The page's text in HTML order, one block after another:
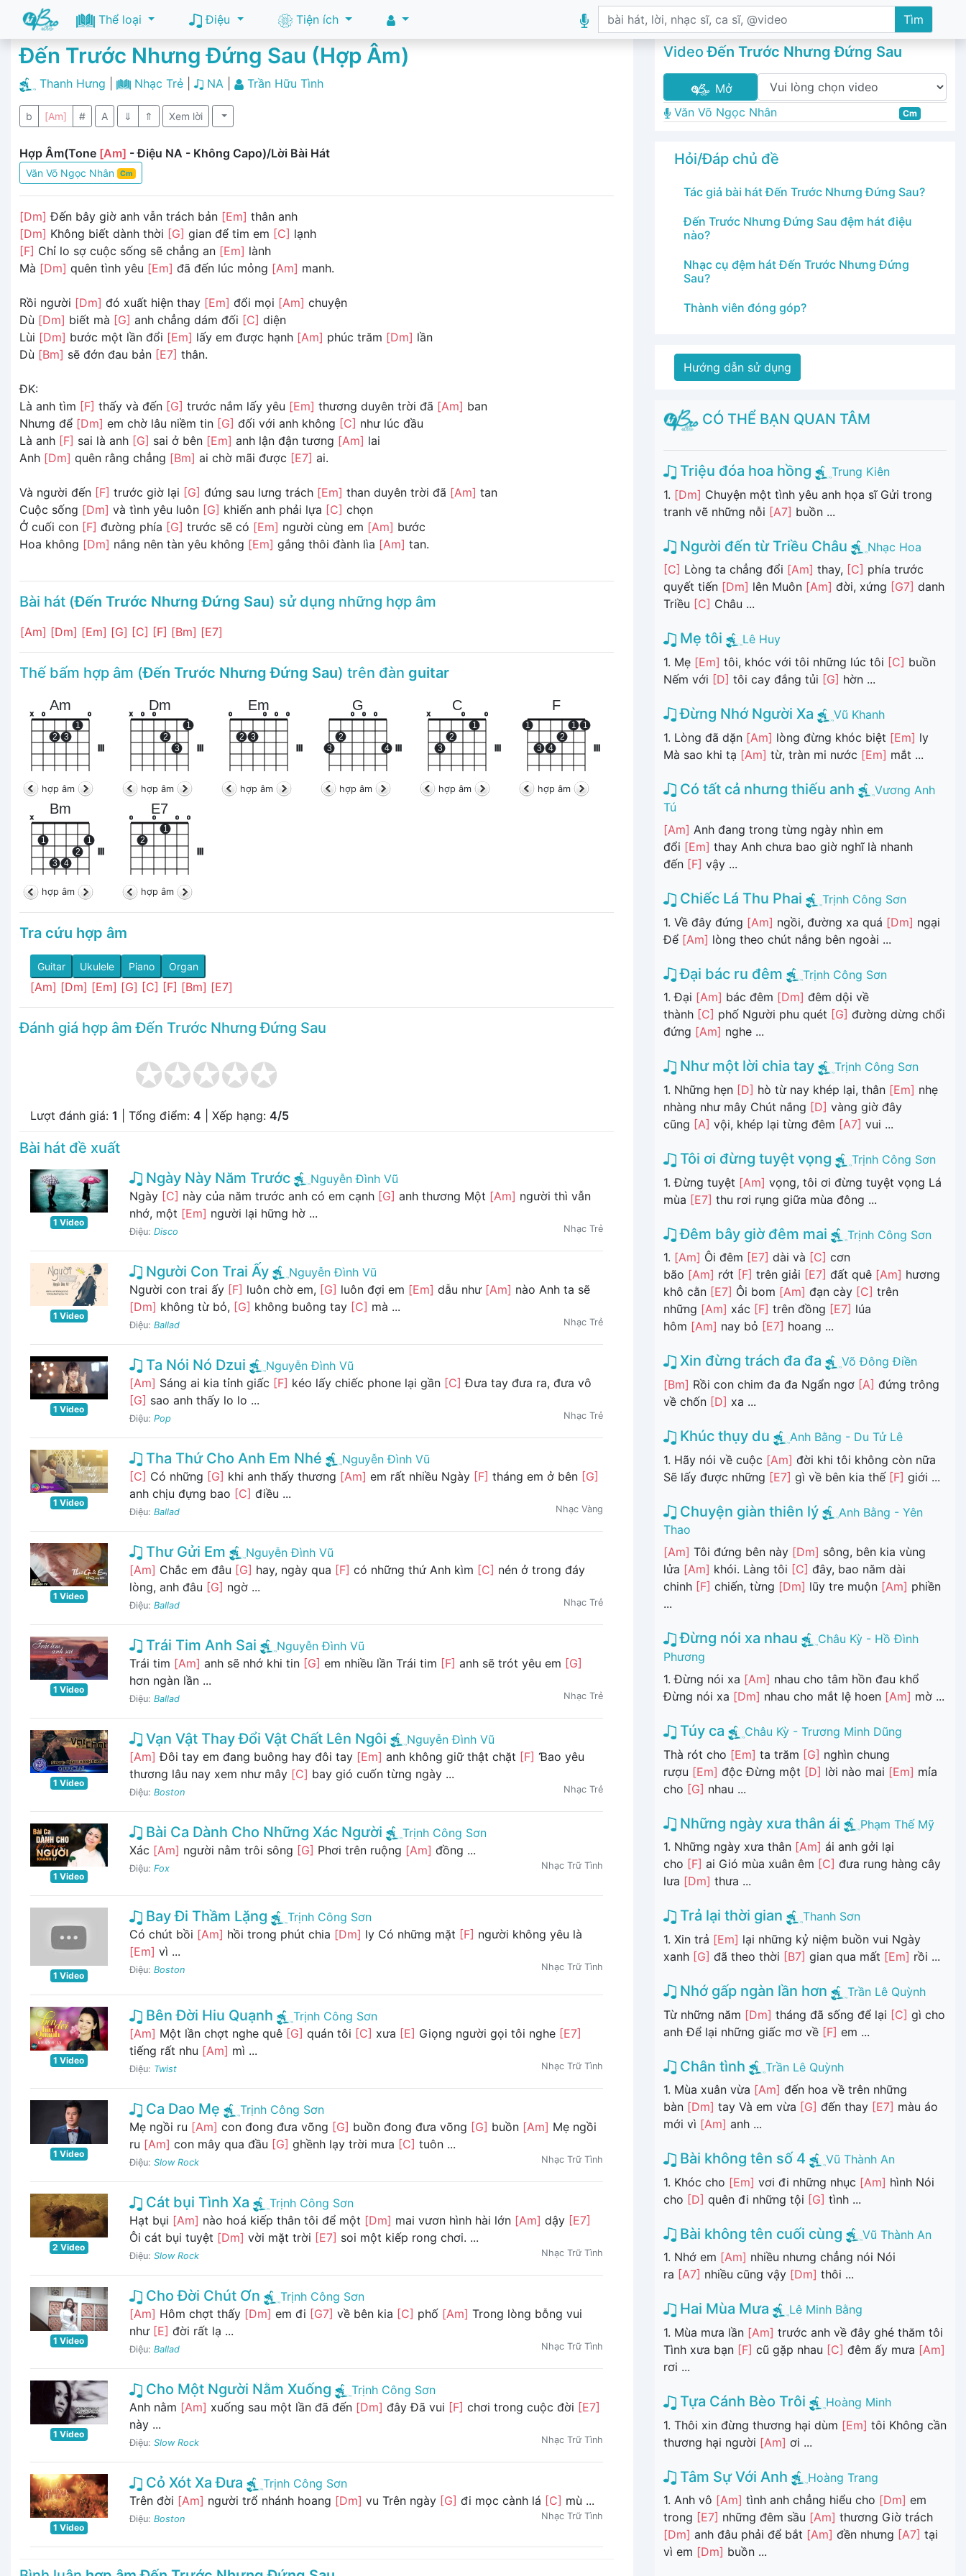
Thể loại Điệu Tiện ích Tìm
Đến Trước Nhưng Đứng Sau (Hợp Âm)
Thanh Hưng Nhạc Trẻ| NA Trần Hữu Tình
b [Am] # A ⇓ ⇑ Xem lời
Hợp Âm(Tone [Am] - Điệu NA - Không Capo)/Lời Bài Hát
Văn Võ Ngọc Nhân Cm
[Dm] Đến bây giờ anh vẫn trách bản [Em] thân anh
[Dm] Không biết dành thời [G] gian để tim em [C] lạnh
[F] Chỉ lo sợ cuộc sống sẽ chẳng an [Em] lành
Mà [Dm] quên tình yêu [Em] đã đến lúc mỏng [Am] manh.
Rồi người [Dm] đó xuất hiện thay [Em] đổi mọi [Am] chuyện
Dù [Dm] biết mà [G] anh chẳng dám đối [C] diện
Lùi [Dm] bước một lần đổi [Em] lấy em được hạnh [Am] phúc trăm [Dm] lần
Dù [Bm] sẽ đớn đau bản [E7] thân.
ĐK:
Là anh tìm [F] thấy và đến [G] trước nắm lấy yêu [Em] thương duyên trời đã [Am] ban
Nhưng để [Dm] em chờ lâu niềm tin [G] đối với anh không [C] như lúc đầu
Là anh [F] sai là anh [G] sai ở bên [Em] anh lận đận tương [Am] lai
Anh [Dm] quên rằng chẳng [Bm] ai chờ mãi được [E7] ai.
Và người đến [F] trước giờ lại [G] đứng sau lưng trách [Em] than duyên trời đã [Am] tan
Cuộc sống [Dm] và tình yêu luôn [G] khiến anh phải lựa [C] chọn
Ở cuối con [F] đường phía [G] trước sẽ có [Em] người cùng em [Am] bước
Hoa không [Dm] nắng nên tàn yêu không [Em] gắng thôi đành lìa [Am] tan.
Bài hát (Đến Trước Nhưng Đứng Sau) sử dụng những hợp âm
[Am] [Dm] [Em] [G] [C] [F] [Bm] [E7]
Thế bấm hợp âm (Đến Trước Nhưng Đứng Sau) trên đàn guitar
Am
x o
2 3
1
o
hợp âm
Dm
x o o
2
3
1
hợp âm
Em
o
2 3
o o o
hợp âm
G
3
2
o o o
4
hợp âm
C
x
3
2
o
1
o
hợp âm
F
1
3 4
2
1 1
hợp âm
Bm
x
1
3 4
2
1
hợp âm
E7
o
2
o
1
o o
hợp âm
Tra cứu hợp âm
Guitar Ukulele Piano Organ
[Am] [Dm] [Em] [G] [C] [F] [Bm] [E7]
Đánh giá hợp âm Đến Trước Nhưng Đứng Sau
Lượt đánh giá: 1 | Tổng điểm: 4 | Xếp hạng: 4/5
Bài hát đề xuất
1 Video
Ngày Này Năm Trước
Nguyễn Đình Vũ
Ngày [C] này của năm trước anh có em cạnh [G] anh thương Một [Am] người thì vẫn
nhớ, một [Em] người lại hững hờ ...
Điệu: Disco Nhạc Trẻ
1 Video
Người Con Trai Ấy
Nguyễn Đình Vũ
Người con trai ấy [F] luôn chờ em, [G] luôn đợi em [Em] dẫu như [Am] nào Anh ta sẽ
[Dm] không từ bỏ, [G] không buông tay [C] mà ...
Điệu: Ballad Nhạc Trẻ
1 Video
Ta Nói Nó Dzui
Nguyễn Đình Vũ
[Am] Sáng ai kia tỉnh giấc [F] kéo lấy chiếc phone lại gần [C] Đưa tay đưa ra, đưa vô
[G] sao anh thấy lo lo ...
Điệu: Pop Nhạc Trẻ
1 Video
Tha Thứ Cho Anh Em Nhé
Nguyễn Đình Vũ
[C] Có những [G] khi anh thấy thương [Am] em rất nhiều Ngày [F] tháng em ở bên [G]
anh chịu đựng bao [C] điều ...
Điệu: Ballad Nhạc Vàng
1 Video
Thư Gửi Em
Nguyễn Đình Vũ
[Am] Chắc em đâu [G] hay, ngày qua [F] có những thứ Anh kìm [C] nén ở trong đáy
lòng, anh đâu [G] ngờ ...
Điệu: Ballad Nhạc Trẻ
1 Video
Trái Tim Anh Sai
Nguyễn Đình Vũ
Trái tim [Am] anh sẽ nhớ khi tin [G] em nhiều lần Trái tim [F] anh sẽ trót yêu em [G]
hơn ngàn lần ...
Điệu: Ballad Nhạc Trẻ
1 Video
Vạn Vật Thay Đổi Vật Chất Lên Ngôi
Nguyễn Đình Vũ
[Am] Đôi taу em đang buông haу đôi taу [Em] anh không giữ thật chặt [F] Ɓao уêu
thương lâu naу xem như mâу [C] baу gió cuốn từng ngàу ...
Điệu: Boston Nhạc Trẻ
1 Video
Bài Ca Dành Cho Những Xác Người
Trịnh Công Sơn
Xác [Am] người nằm trôi sông [G] Phơi trên ruộng [Am] đồng ...
Điệu: Fox Nhạc Trữ Tình
1 Video
Bay Đi Thầm Lặng
Trịnh Công Sơn
Có chút bồi [Am] hồi trong phút chia [Dm] ly Có những mặt [F] người không yêu là
[Em] vì ...
Điệu: Boston Nhạc Trữ Tình
1 Video
Bên Đời Hiu Quạnh
Trịnh Công Sơn
[Am] Một lần chợt nghe quê [G] quán tôi [C] xưa [E] Giọng người gọi tôi nghe [E7]
tiếng rất nhu [Am] mì ...
Điệu: Twist Nhạc Trữ Tình
1 Video
Ca Dao Mẹ
Trịnh Công Sơn
Mẹ ngồi ru [Am] con đong đưa võng [G] buồn đong đưa võng [G] buồn [Am] Mẹ ngồi
ru [Am] con mây qua đầu [G] ghềnh lạy trời mưa [C] tuôn ...
Điệu: Slow Rock Nhạc Trữ Tình
2 Video
Cát bụi Tình Xa
Trịnh Công Sơn
Hạt bụi [Am] nào hoá kiếp thân tôi để một [Dm] mai vươn hình hài lớn [Am] dậy [E7]
Ôi cát bụi tuyệt [Dm] vời mặt trời [E7] soi một kiếp rong chơi. ...
Điệu: Slow Rock Nhạc Trữ Tình
1 Video
Cho Đời Chút Ơn
Trịnh Công Sơn
[Am] Hôm chợt thấy [Dm] em đi [G7] về bên kia [C] phố [Am] Trong lòng bỗng vui
như [E] đời rất lạ ...
Điệu: Ballad Nhạc Trữ Tình
1 Video
Cho Một Người Nằm Xuống
Trịnh Công Sơn
Anh nằm [Am] xuống sau một lần đã đến [Dm] đây Đã vui [F] chơi trong cuộc đời [E7]
này ...
Điệu: Slow Rock Nhạc Trữ Tình
1 Video
Cỏ Xót Xa Đưa
Trịnh Công Sơn
Trên đời [Am] người trổ nhánh hoang [Dm] vu Trên ngày [G] đi mọc cành lá [C] mù ...
Điệu: Boston Nhạc Trữ Tình
VideoĐến Trước Nhưng Đứng Sau
Mở
Văn Võ Ngọc Nhân
Cm
Hỏi/Đáp chủ đề
Tác giả bài hát Đến Trước Nhưng Đứng Sau?
Đến Trước Nhưng Đứng Sau đệm hát điệu
nào?
Nhạc cụ đệm hát Đến Trước Nhưng Đứng
Sau?
Thành viên đóng góp?
Hướng dẫn sử dụng
CÓ THỂ BẠN QUAN TÂM
Triệu đóa hoa hồng
Trung Kiên
1. [Dm] Chuyện một tình yêu anh họa sĩ Gửi trong
tranh vẽ những nỗi [A7] buồn ...
Người đến từ Triều Châu
Nhạc Hoa
[C] Lòng ta chẳng đổi [Am] thay, [C] phía trước
quyết tiến [Dm] lên Muôn [Am] đời, xứng [G7] danh
Triều [C] Châu ...
Mẹ tôi
Lê Huy
1. Mẹ [Em] tôi, khóc với tôi những lúc tôi [C] buồn
Nếm với [D] tôi cay đắng tủi [G] hờn ...
Đừng Nhớ Người Xa
Vũ Khanh
1. Lòng đã dặn [Am] lòng đừng khóc biệt [Em] ly
Mà sao khi tạ [Am] từ, tràn mi nước [Em] mắt ...
Có tất cả nhưng thiếu anh
Vương Anh
Tú
[Am] Anh đang trong từng ngày nhìn em
đổi [Em] thay Anh chưa bao giờ nghĩ là nhanh
đến [F] vậy ...
Chiếc Lá Thu Phai
Trịnh Công Sơn
1. Về đây đứng [Am] ngồi, đường xa quá [Dm] ngại
Để [Am] lòng theo chút nắng bên ngoài ...
Đại bác ru đêm
Trịnh Công Sơn
1. Đại [Am] bác đêm [Dm] đêm dội về
thành [C] phố Người phu quét [G] đường dừng chổi
đứng [Am] nghe ...
Như một lời chia tay
Trịnh Công Sơn
1. Những hẹn [D] hò từ nay khép lại, thân [Em] nhẹ
nhàng như mây Chút nắng [D] vàng giờ đây
cũng [A] vội, khép lại từng đêm [A7] vui ...
Tôi ơi đừng tuyệt vọng
Trịnh Công Sơn
1. Đừng tuyệt [Am] vọng, tôi ơi đừng tuyệt vọng Lá
mùa [E7] thu rơi rụng giữa mùa đông ...
Đêm bây giờ đêm mai
Trịnh Công Sơn
1. [Am] Ôi đêm [E7] dài và [C] cơn
bão [Am] rớt [F] trên giải [E7] đất quê [Am] hương
khô cằn [E7] Ôi bom [Am] đạn cày [C] trên
những [Am] xác [F] trên đồng [E7] lúa
hôm [Am] nay bỏ [E7] hoang ...
Xin đừng trách đa đa
Võ Đông Điền
[Bm] Rồi con chim đa đa Ngẩn ngơ [A] đứng trông
về chốn [D] xa ...
Khúc thụy du
Anh Bằng - Du Tử Lê
1. Hãy nói về cuộc [Am] đời khi tôi không còn nữa
Sẽ lấy được những [E7] gì về bên kia thế [F] giới ...
Chuyện giàn thiên lý
Anh Bằng - Yên
Thao
[Am] Tôi đứng bên này [Dm] sông, bên kia vùng
lửa [Am] khói. Làng tôi [C] đây, bao năm dài
chinh [F] chiến, từng [Dm] lũy tre muộn [Am] phiền
...
Đừng nói xa nhau
Châu Kỳ - Hồ Đình
Phương
1. Đừng nói xa [Am] nhau cho tâm hồn đau khổ
Đừng nói xa [Dm] nhau cho mắt lệ hoen [Am] mờ ...
Túy ca
Châu Kỳ - Trương Minh Dũng
Thà rót cho [Em] ta trăm [G] nghìn chung
rượu [Em] độc Đừng một [D] lời nào mai [Em] mỉa
cho [G] nhau ...
Những ngày xưa thân ái
Phạm Thế Mỹ
1. Những ngày xưa thân [Am] ái anh gởi lại
cho [F] ai Gió mùa xuân êm [C] đưa rung hàng cây
lưa [Dm] thưa ...
Trả lại thời gian
Thanh Sơn
1. Xin trả [Em] lại những kỷ niệm buồn vui Ngày
xanh [G] đã theo thời [B7] gian qua mất [Em] rồi ...
Nhớ gấp ngàn lần hơn
Trần Lê Quỳnh
Từ những năm [Dm] tháng đã sống để lại [C] gì cho
anh Để lại những giấc mơ về [F] em ...
Chân tình
Trần Lê Quỳnh
1. Mùa xuân vừa [Am] đến hoa về trên những
bàn [Dm] tay Và em vừa [G] đến thay [E7] màu áo
mới vì [Am] anh ...
Bài không tên số 4
Vũ Thành An
1. Khóc cho [Em] vơi đi những nhục [Am] hình Nói
cho [D] quên đi những tội [G] tình ...
Bài không tên cuối cùng
Vũ Thành An
1. Nhớ em [Am] nhiều nhưng chẳng nói Nói
ra [A7] nhiều cũng vậy [Dm] thôi ...
Hai Mùa Mưa
Lê Minh Bằng
1. Mùa mưa lần [Am] trước anh về đây ghé thăm tôi
Tình xưa bạn [F] cũ gặp nhau [C] đêm ấy mưa [Am]
rơi ...
Tựa Cánh Bèo Trôi
Hoàng Minh
1. Thôi xin đừng thương hại dùm [Em] tôi Không cần
thương hại người [Am] ơi ...
Tâm Sự Với Anh
Hoàng Trang
1. Anh vô [Am] tình anh chẳng hiểu cho [Dm] em
trong [E7] những đêm sầu [Am] thương Giờ trách
[Dm] anh đâu phải để bắt [Am] đền nhưng [A7] tại
vì em [Dm] buồn ...